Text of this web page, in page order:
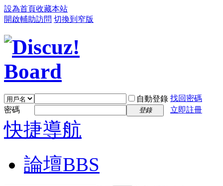
設為首頁收藏本站
開啟輔助訪問 切換到窄版
自動登錄 找回密碼
密碼
登錄 立即註冊
快捷導航
論壇BBS